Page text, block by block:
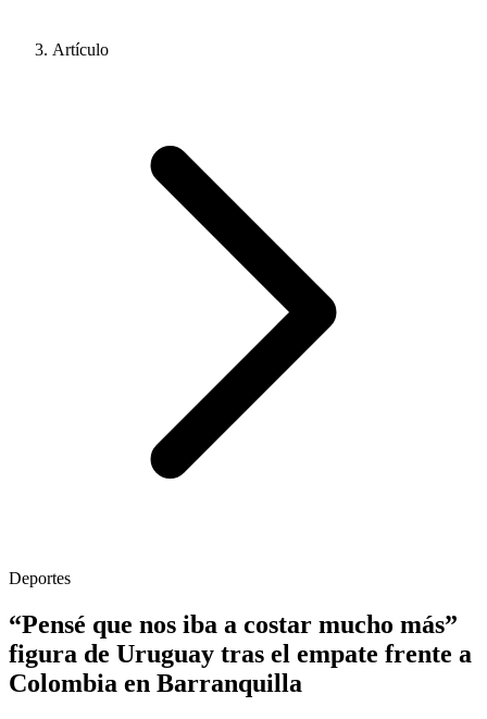
Artículo
Deportes
“Pensé que nos iba a costar mucho más”
figura de Uruguay tras el empate frente a
Colombia en Barranquilla